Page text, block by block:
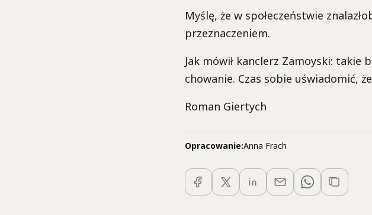
Myślę, że w społeczeństwie
przeznaczeniem.
Jak mówił kanclerz Zamoyski: takie
chowanie. Czas sobie uświadomić,
Roman Giertych
Opracowanie:Anna Frach